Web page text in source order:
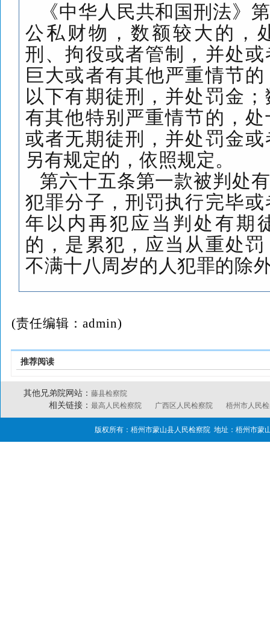
《中华人民共和国刑法》
公私财物，数额较大的，
刑、拘役或者管制，并处
巨大或者有其他严重情节
以下有期徒刑，并处罚金
有其他特别严重情节的，
或者无期徒刑，并处罚金
另有规定的，依照规定。
第六十五条第一款被判处
犯罪分子，刑罚执行完毕
年以内再犯应当判处有期
的，是累犯，应当从重处
不满十八周岁的人犯罪的除
(责任编辑：admin)
推荐阅读
其他兄弟院网站： 藤县检察院
相关链接： 最高人民检察院 广西区人民检察院 梧州市人民
版权所有：梧州市蒙山县人民检察院 地址：梧州市蒙